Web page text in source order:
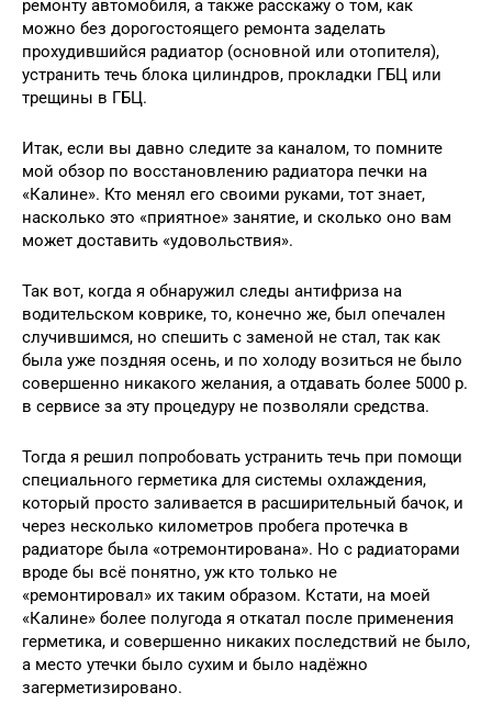
ремонту автомобиля, а также расскажу о том, как
можно без дорогостоящего ремонта заделать
прохудившийся радиатор (основной или отопителя),
устранить течь блока цилиндров, прокладки ГБЦ или
трещины в ГБЦ.
Итак, если вы давно следите за каналом, то помните
мой обзор по восстановлению радиатора печки на
«Калине». Кто менял его своими руками, тот знает,
насколько это «приятное» занятие, и сколько оно вам
может доставить «удовольствия».
Так вот, когда я обнаружил следы антифриза на
водительском коврике, то, конечно же, был опечален
случившимся, но спешить с заменой не стал, так как
была уже поздняя осень, и по холоду возиться не было
совершенно никакого желания, а отдавать более 5000 р.
в сервисе за эту процедуру не позволяли средства.
Тогда я решил попробовать устранить течь при помощи
специального герметика для системы охлаждения,
который просто заливается в расширительный бачок, и
через несколько километров пробега протечка в
радиаторе была «отремонтирована». Но с радиаторами
вроде бы всё понятно, уж кто только не
«ремонтировал» их таким образом. Кстати, на моей
«Калине» более полугода я откатал после применения
герметика, и совершенно никаких последствий не было,
а место утечки было сухим и было надёжно
загерметизировано.